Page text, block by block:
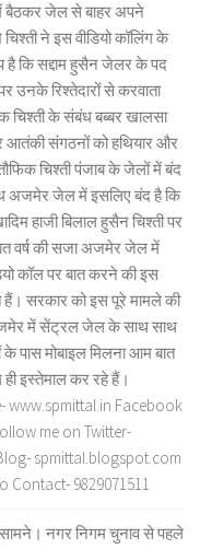
बैठकर जेल से बाहर अपने
ने इस वीडियो कॉलिंग के
है कि सद्दाम हुसैन जेलर के पद
उनके रिश्तेदारों से करवाता
चिश्ती के संबंध बब्बर खालसा
आतंकी संगठनों को हथियार और
चिश्ती पंजाब के जेलों में बंद
अजमेर जेल में इसलिए बंद है कि
हाजी बिलाल हुसैन चिश्ती पर
वर्ष की सजा अजमेर जेल में
कॉल पर बात करने की इस
हैं। सरकार को इस पूरे मामले की
में सेंट्रल जेल के साथ साथ
के पास मोबाइल मिलना आम बात
इस्तेमाल कर रहे हैं।
www.spmittal.in Facebook
me on Twitter-
spmittal.blogspot.com
Contact- 9829071511
नगर निगम चुनाव से पहले